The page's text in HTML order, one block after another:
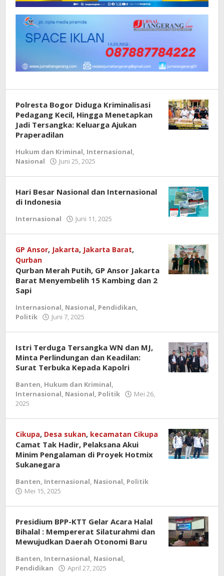
Polresta Bogor Diduga Kriminalisasi
Pedagang Kecil, Hingga Menetapkan
Jadi Tersangka: Keluarga Ajukan
Praperadilan
Hukum dan Kriminal, Internasional,
Nasional
Juni 25, 2025
Hari Besar Nasional dan Internasional
di Indonesia
Internasional Juni 11, 2025
GP Ansor, Jakarta, Jakarta Barat,
Qurban
Qurban Merah Putih, GP Ansor Jakarta
Barat Menyembelih 15 Kambing dan 2
Sapi
Internasional, Nasional, Pendidikan,
Politik
Juni 7, 2025
Istri Terduga Tersangka WN dan MJ,
Minta Perlindungan dan Keadilan:
Surat Terbuka Kepada Kapolri
Banten, Hukum dan Kriminal,
Internasional, Nasional, Politik
Mei 26,
2025
Cikupa, Desa sukan, kecamatan Cikupa
Camat Tak Hadir, Pelaksana Akui
Minim Pengalaman di Proyek Hotmix
Sukanegara
Banten, Internasional, Nasional, Politik
Mei 15, 2025
Presidium BPP-KTT Gelar Acara Halal
Bihalal : Mempererat Silaturahmi dan
Mewujudkan Daerah Otonomi Baru
Banten, Internasional, Nasional,
Pendidikan
April 27, 2025